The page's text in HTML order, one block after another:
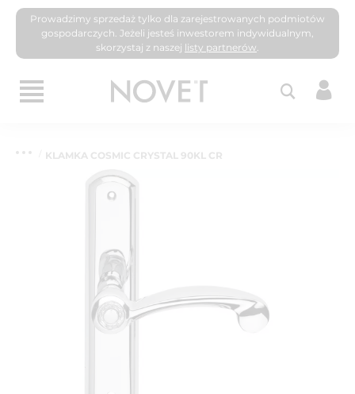
Prowadzimy sprzedaż tylko dla zarejestrowanych podmiotów
gospodarczych. Jeżeli jesteś inwestorem indywidualnym,
skorzystaj z naszej listy partnerów.
KLAMKA COSMIC CRYSTAL 90KL CR